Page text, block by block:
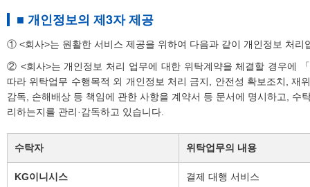
■ 개인정보의 제3자 제공
① <회사>는 원활한 서비스 제공을 위하여 다음과 같이 개인정보 처리
② <회사>는 개인정보 처리 업무에 대한 위탁계약을 체결할 경우에
따라 위탁업무 수행목적 외 개인정보 처리 금지, 안전성 확보조치, 재
감독, 손해배상 등 책임에 관한 사항을 계약서 등 문서에 명시하고, 수
리하는지를 관리·감독하고 있습니다.
수탁자 위탁업무의 내용
KG이니시스 결제 대행 서비스